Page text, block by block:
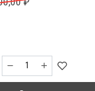
Количество
товара